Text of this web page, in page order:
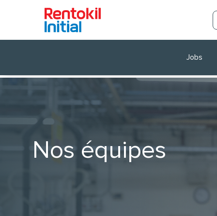
Jobs
Nos équipes